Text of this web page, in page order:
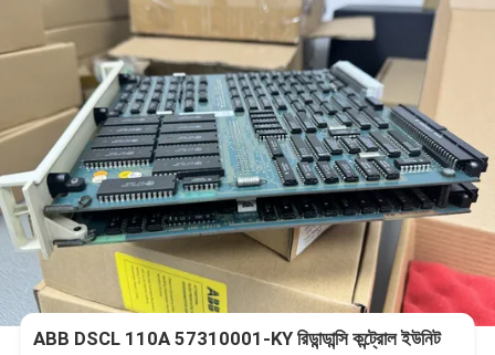
ABB DSCL 110A 57310001-KY রিডান্ডান্সি কন্ট্রোল ইউনিট